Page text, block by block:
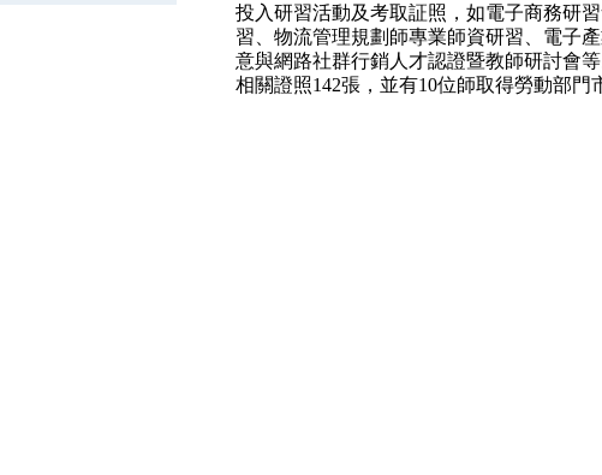
投入研習活動及考取証照，如電子商務研
習、物流管理規劃師專業師資研習、電子
意與網路社群行銷人才認證暨教師研討會
相關證照142張，並有10位師取得勞動部門